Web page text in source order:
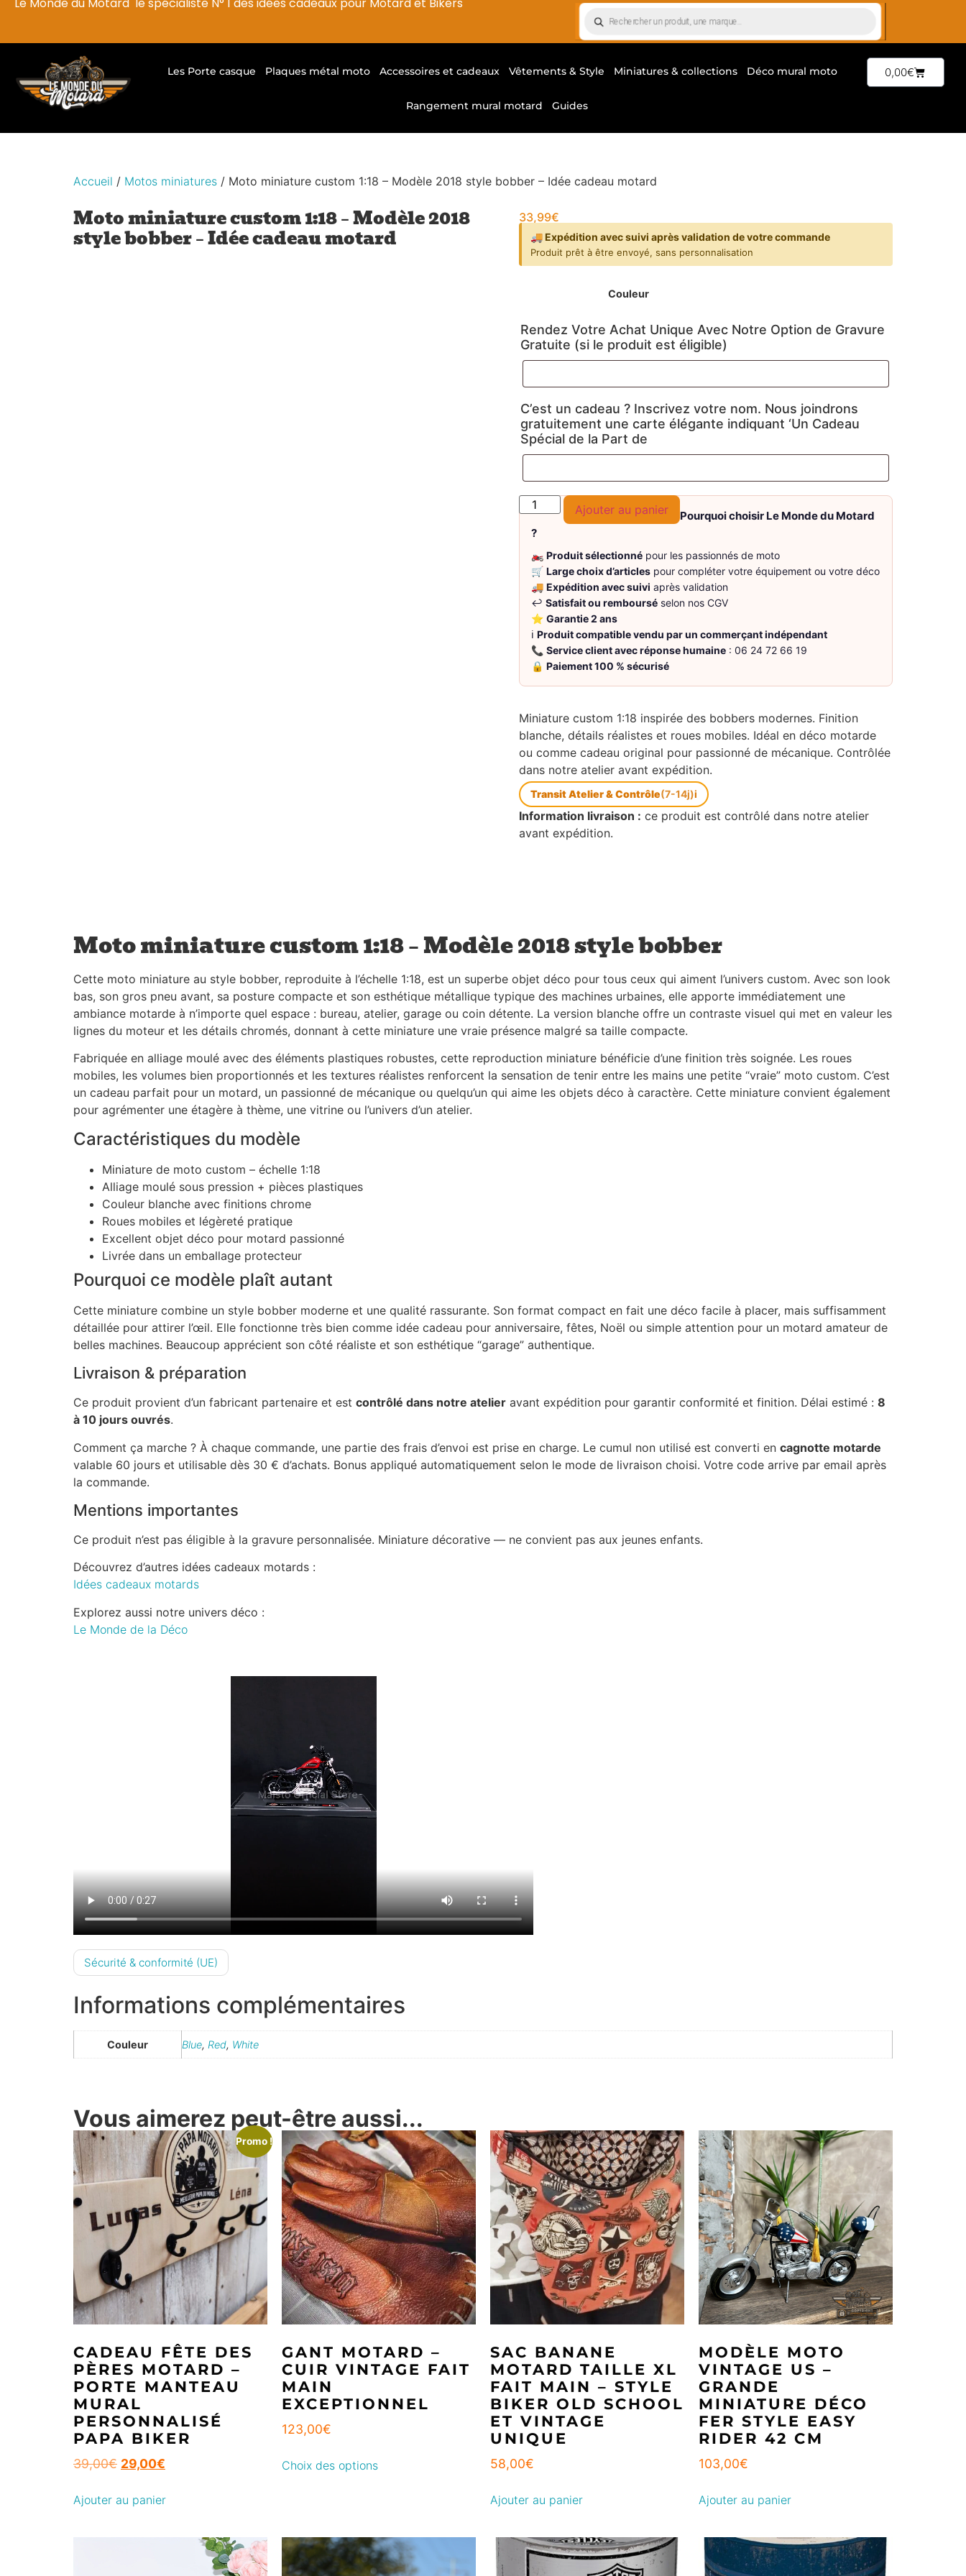
Les Porte casque Plaques métal moto Accessoires et cadeaux Vêtements & Style Miniatures & collections Déco mural moto
Rangement mural motard Guides
0,00€
Accueil / Motos miniatures / Moto miniature custom 1:18 – Modèle 2018 style bobber – Idée cadeau motard
Moto miniature custom 1:18 – Modèle 2018
style bobber – Idée cadeau motard
33,99€
🚚 Expédition avec suivi après validation de votre commande
Produit prêt à être envoyé, sans personnalisation
Couleur
Rendez Votre Achat Unique Avec Notre Option de Gravure
Gratuite (si le produit est éligible)
C’est un cadeau ? Inscrivez votre nom. Nous joindrons
gratuitement une carte élégante indiquant ‘Un Cadeau
Spécial de la Part de
Ajouter au panier
Pourquoi choisir Le Monde du Motard
?
🏍️ Produit sélectionné pour les passionnés de moto
🛒 Large choix d’articles pour compléter votre équipement ou votre déco
🚚 Expédition avec suivi après validation
↩️ Satisfait ou remboursé selon nos CGV
⭐ Garantie 2 ans
ℹ️ Produit compatible vendu par un commerçant indépendant
📞 Service client avec réponse humaine : 06 24 72 66 19
🔒 Paiement 100 % sécurisé
Miniature custom 1:18 inspirée des bobbers modernes. Finition
blanche, détails réalistes et roues mobiles. Idéal en déco motarde
ou comme cadeau original pour passionné de mécanique. Contrôlée
dans notre atelier avant expédition.
Transit Atelier & Contrôle(7-14j)i
Information livraison : ce produit est contrôlé dans notre atelier
avant expédition.
Moto miniature custom 1:18 – Modèle 2018 style bobber
Cette moto miniature au style bobber, reproduite à l’échelle 1:18, est un superbe objet déco pour tous ceux qui aiment l’univers custom. Avec son look
bas, son gros pneu avant, sa posture compacte et son esthétique métallique typique des machines urbaines, elle apporte immédiatement une
ambiance motarde à n’importe quel espace : bureau, atelier, garage ou coin détente. La version blanche offre un contraste visuel qui met en valeur les
lignes du moteur et les détails chromés, donnant à cette miniature une vraie présence malgré sa taille compacte.
Fabriquée en alliage moulé avec des éléments plastiques robustes, cette reproduction miniature bénéficie d’une finition très soignée. Les roues
mobiles, les volumes bien proportionnés et les textures réalistes renforcent la sensation de tenir entre les mains une petite “vraie” moto custom. C’est
un cadeau parfait pour un motard, un passionné de mécanique ou quelqu’un qui aime les objets déco à caractère. Cette miniature convient également
pour agrémenter une étagère à thème, une vitrine ou l’univers d’un atelier.
Caractéristiques du modèle
Miniature de moto custom – échelle 1:18
Alliage moulé sous pression + pièces plastiques
Couleur blanche avec finitions chrome
Roues mobiles et légèreté pratique
Excellent objet déco pour motard passionné
Livrée dans un emballage protecteur
Pourquoi ce modèle plaît autant
Cette miniature combine un style bobber moderne et une qualité rassurante. Son format compact en fait une déco facile à placer, mais suffisamment
détaillée pour attirer l’œil. Elle fonctionne très bien comme idée cadeau pour anniversaire, fêtes, Noël ou simple attention pour un motard amateur de
belles machines. Beaucoup apprécient son côté réaliste et son esthétique “garage” authentique.
Livraison & préparation
Ce produit provient d’un fabricant partenaire et est contrôlé dans notre atelier avant expédition pour garantir conformité et finition. Délai estimé : 8
à 10 jours ouvrés.
Comment ça marche ? À chaque commande, une partie des frais d’envoi est prise en charge. Le cumul non utilisé est converti en cagnotte motarde
valable 60 jours et utilisable dès 30 € d’achats. Bonus appliqué automatiquement selon le mode de livraison choisi. Votre code arrive par email après
la commande.
Mentions importantes
Ce produit n’est pas éligible à la gravure personnalisée. Miniature décorative — ne convient pas aux jeunes enfants.
Découvrez d’autres idées cadeaux motards :
Idées cadeaux motards
Explorez aussi notre univers déco :
Le Monde de la Déco
Sécurité & conformité (UE)
Informations complémentaires
Couleur Blue, Red, White
Vous aimerez peut-être aussi...
Promo !
CADEAU FÊTE DES
PÈRES MOTARD –
PORTE MANTEAU
MURAL
PERSONNALISÉ
PAPA BIKER
39,00€ 29,00€
Ajouter au panier
GANT MOTARD –
CUIR VINTAGE FAIT
MAIN
EXCEPTIONNEL
123,00€
Choix des options
SAC BANANE
MOTARD TAILLE XL
FAIT MAIN – STYLE
BIKER OLD SCHOOL
ET VINTAGE
UNIQUE
58,00€
Ajouter au panier
MODÈLE MOTO
VINTAGE US –
GRANDE
MINIATURE DÉCO
FER STYLE EASY
RIDER 42 CM
103,00€
Ajouter au panier